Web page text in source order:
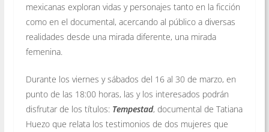
mexicanas exploran vidas y personajes tanto en la ficción
como en el documental, acercando al público a diversas
realidades desde una mirada diferente, una mirada
femenina.
Durante los viernes y sábados del 16 al 30 de marzo, en
punto de las 18:00 horas, las y los interesados podrán
disfrutar de los títulos: Tempestad, documental de Tatiana
Huezo que relata los testimonios de dos mujeres que